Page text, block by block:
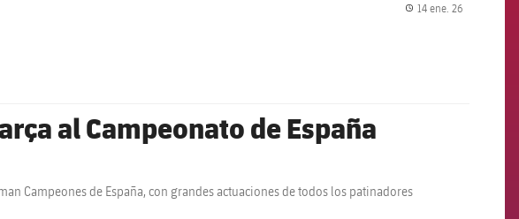
14 ene. 26
al Campeonato de España
Campeones de España, con grandes actuaciones de todos los patinadores